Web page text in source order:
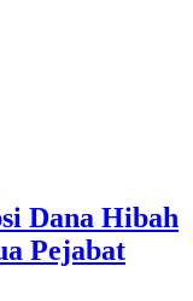
Dana Hibah
Pejabat